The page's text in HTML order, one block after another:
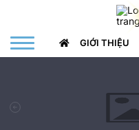
GIỚI THIỆU